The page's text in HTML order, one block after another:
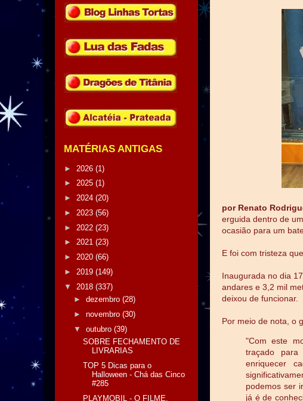
por Renato
erguida dentro de
ocasião para um
E foi com tristeza
Inaugurada no dia
andares e 3,2 mil
deixou de funcionar.
Por meio de nota, o
"Com este
traçado para
enriquecer
podemos ser
já é de
MATÉRIAS ANTIGAS
► 2026 (1)
► 2025 (1)
► 2024 (20)
► 2023 (56)
► 2022 (23)
► 2021 (23)
► 2020 (66)
► 2019 (149)
▼ 2018 (337)
► dezembro (28)
► novembro (30)
▼ outubro (39)
SOBRE FECHAMENTO DE
LIVRARIAS
TOP 5 Dicas para o
Halloween - Chá das Cinco
#285
PLAYMOBIL - O FILME.